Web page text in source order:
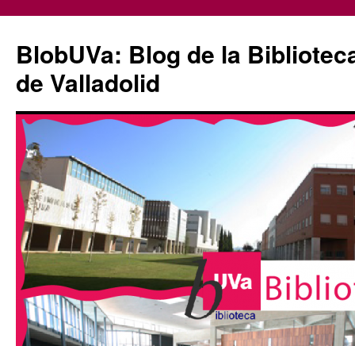
contenido
BlobUVa: Blog de la
de Valladolid